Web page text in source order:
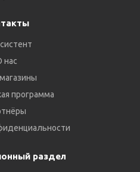
нас
программа
раздел